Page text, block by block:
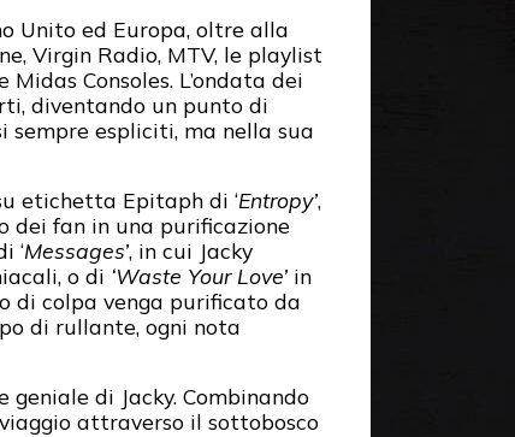
Unito ed Europa, oltre alla
Virgin Radio, MTV, le playlist
Consoles. L’ondata dei
diventando un punto di
espliciti, ma nella sua
etichetta Epitaph di ‘Entropy’,
fan in una purificazione
‘Messages’, in cui Jacky
o di ‘Waste Your Love’ in
di colpa venga purificato da
di rullante, ogni nota
di Jacky. Combinando
attraverso il sottobosco